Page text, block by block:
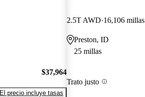
$37,964
El precio incluye tasas
2.5T AWD 16,106 millas
Preston, ID
25 millas
Trato justo